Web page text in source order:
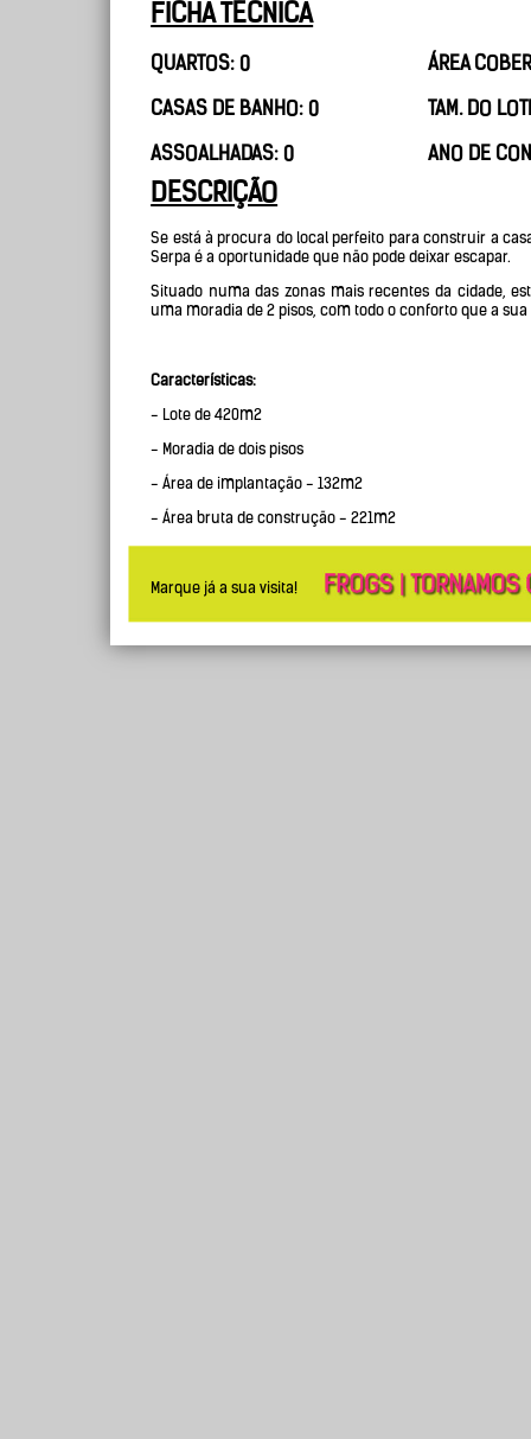
FICHA TÉCNICA
QUARTOS: 0
CASAS DE BANHO: 0
ASSOALHADAS: 0
ÁREA
TAM. DO
ANO DE
DESCRIÇÃO
Se está à procura do local perfeito para construir a
Serpa é a oportunidade que não pode deixar escapar.
Situado numa das zonas mais recentes da cidade,
uma moradia de 2 pisos, com todo o conforto que a
Características:
- Lote de 420m2
- Moradia de dois pisos
- Área de implantação - 132m2
- Área bruta de construção - 221m2
Marque já a sua visita!